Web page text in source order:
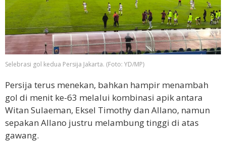
Selebrasi gol kedua Persija Jakarta. (Foto: YD/MP)
Persija terus menekan, bahkan hampir menambah
gol di menit ke-63 melalui kombinasi apik antara
Witan Sulaeman, Eksel Timothy dan Allano, namun
sepakan Allano justru melambung tinggi di atas
gawang.